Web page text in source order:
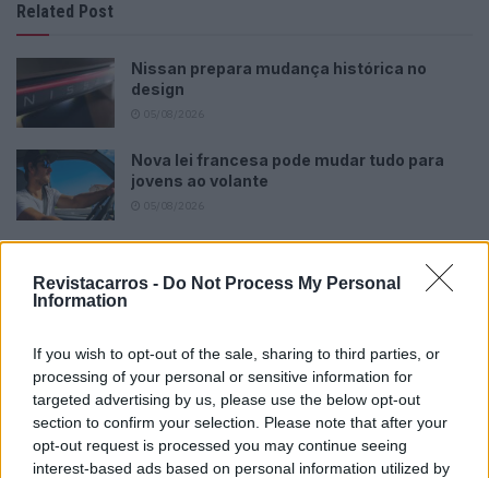
Revistacarros - Do Not Process My Personal
Information
If you wish to opt-out of the sale, sharing to third parties, or
processing of your personal or sensitive information for
targeted advertising by us, please use the below opt-out
section to confirm your selection. Please note that after your
opt-out request is processed you may continue seeing
interest-based ads based on personal information utilized by
Related Post
Nissan prepara mudança histórica no
design
Nova lei francesa pode mudar tudo para
jovens ao volante
da Tesla na Europa
Novo Pajero regressa às origens, mas falta
saber o essencial